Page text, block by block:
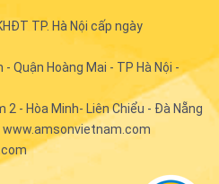
TP. Hà Nội cấp ngày
- Quận Hoàng Mai - TP Hà Nội -
2 - Hòa Minh- Liên Chiểu - Đà Nẵng
www.amsonvietnam.com